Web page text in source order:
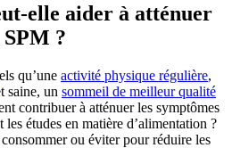
elle aider à atténuer
SPM ?
qu’une activité physique régulière,
saine, un sommeil de meilleur qualité
contribuer à atténuer les symptômes
études en matière d’alimentation ?
ou éviter pour réduire les